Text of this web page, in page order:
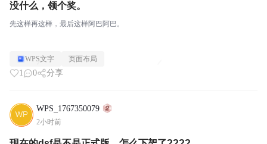
没什么，领个奖。
先这样再这样，最后这样阿巴阿巴。
WPS文字 页面布局
1 0 分享
WPS_1767350079
2小时前